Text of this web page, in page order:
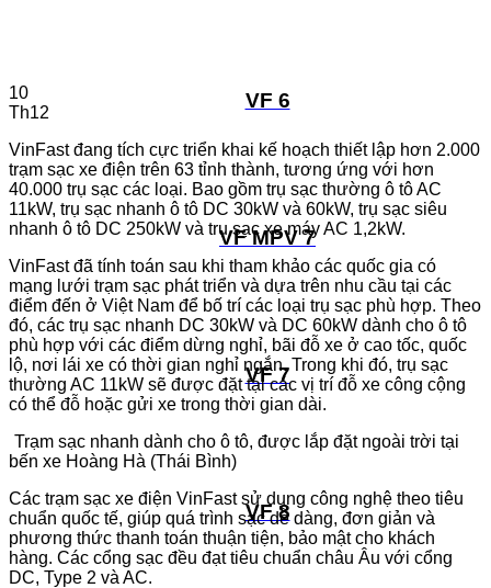
VF 6
VF MPV 7
VF 7
VF 8
10
Th12
VinFast đang tích cực triển khai kế hoạch thiết lập hơn 2.000
trạm sạc xe điện trên 63 tỉnh thành, tương ứng với hơn
40.000 trụ sạc các loại. Bao gồm trụ sạc thường ô tô AC
11kW, trụ sạc nhanh ô tô DC 30kW và 60kW, trụ sạc siêu
nhanh ô tô DC 250kW và trụ sạc xe máy AC 1,2kW.
VinFast đã tính toán sau khi tham khảo các quốc gia có
mạng lưới trạm sạc phát triển và dựa trên nhu cầu tại các
điểm đến ở Việt Nam để bố trí các loại trụ sạc phù hợp. Theo
đó, các trụ sạc nhanh DC 30kW và DC 60kW dành cho ô tô
phù hợp với các điểm dừng nghỉ, bãi đỗ xe ở cao tốc, quốc
lộ, nơi lái xe có thời gian nghỉ ngắn. Trong khi đó, trụ sạc
thường AC 11kW sẽ được đặt tại các vị trí đỗ xe công cộng
có thể đỗ hoặc gửi xe trong thời gian dài.
Trạm sạc nhanh dành cho ô tô, được lắp đặt ngoài trời tại
bến xe Hoàng Hà (Thái Bình)
Các trạm sạc xe điện VinFast sử dụng công nghệ theo tiêu
chuẩn quốc tế, giúp quá trình sạc dễ dàng, đơn giản và
phương thức thanh toán thuận tiện, bảo mật cho khách
hàng. Các cổng sạc đều đạt tiêu chuẩn châu Âu với cổng
DC, Type 2 và AC.